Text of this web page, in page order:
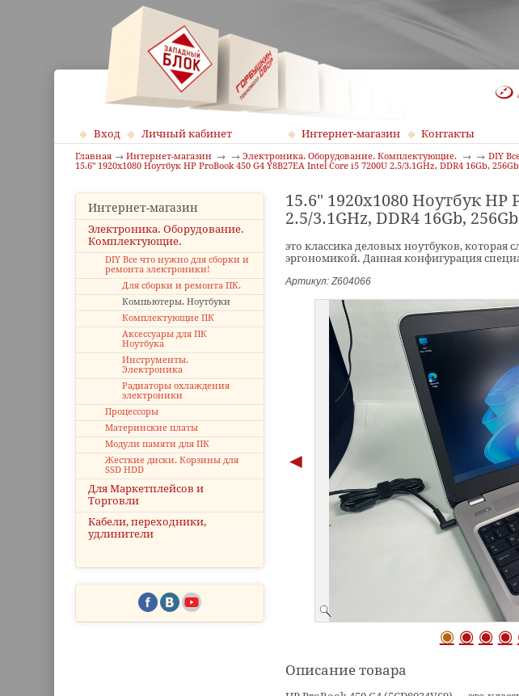
Вход Личный кабинет Интернет-магазин Контакты
Главная Интернет-магазин Электроника. Оборудование. Комплектующие. DIY
15.6" 1920x1080 Ноутбук HP ProBook 450 G4 Y8B27EA Intel Core i5 7200U 2.5/3.1GHz, DDR4 16Gb,
Интернет-магазин
Электроника. Оборудование.
Комплектующие.
DIY Все что нужно для сборки и
ремонта электроники!
Для сборки и ремонта ПК.
Компьютеры. Ноутбуки
Комплектующие ПК
Аксессуары для ПК
Ноутбука
Инструменты.
Электроника
Радиаторы охлаждения
электроники
Процессоры
Материнские платы
Модули памяти для ПК
Жесткие диски. Корзины для
SSD HDD
Для Маркетплейсов и
Торговли
Кабели, переходники,
удлинители
15.6" 1920x1080 Ноутбук HP
2.5/3.1GHz, DDR4 16Gb,
это классика деловых ноутбуков,
эргономикой. Данная конфигурация
Артикул: Z604066
Описание товара